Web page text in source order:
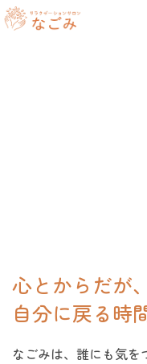
内
容
心とからだが
自分に戻る時
なごみは、誰にも気